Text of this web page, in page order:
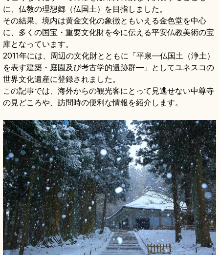
に、仏教の理想郷（仏国土）を目指しました。
その結果、境内は黄金文化の象徴ともいえる金色堂を中心
に、多くの国宝・重要文化財を今に伝える平安仏教美術の宝
庫となっています。
2011年には、周辺の文化財とともに「平泉―仏国土（浄土）
を表す建築・庭園及び考古学的遺跡群―」としてユネスコの
世界文化遺産に登録されました。
この記事では、海外からの観光客にとって見逃せない中尊寺
の見どころや、訪問時の便利な情報を紹介します。